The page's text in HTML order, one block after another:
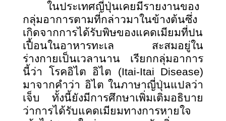
ในประเทศญี่ปุ่นเคยมีรายงานของ
กลุ่มอาการตามที่กล่าวมาในข้างต้นซึ่ง
เกิดจากการได้รับพิษของแคดเมียมที่ปน
เปื้อนในอาหารทะเล สะสมอยู่ใน
ร่างกายเป็นเวลานาน เรียกกลุ่มอาการ
นี้ว่า โรคอิไต อิไต (Itai-Itai Disease)
มาจากคำว่า อิไต ในภาษาญี่ปุ่นแปลว่า
เจ็บ ทั้งนี้ยังมีการศึกษาเพิ่มเติมอธิบาย
ว่าการได้รับแคดเมียมทางการหายใจ